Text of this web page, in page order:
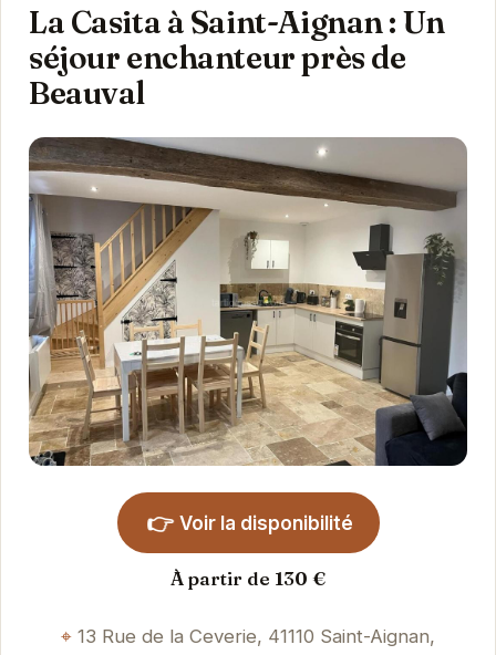
La Casita à Saint-Aignan : Un
séjour enchanteur près de
Beauval
👉 Voir la disponibilité
À partir de 130 €
13 Rue de la Ceverie, 41110 Saint-Aignan,